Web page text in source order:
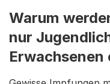
Warum
nur
Erwachsenen